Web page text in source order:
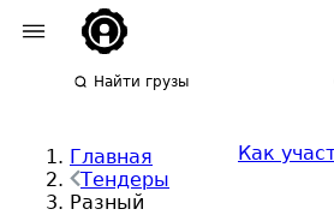
Найти грузы
Главная
Тендеры
Разный
Как